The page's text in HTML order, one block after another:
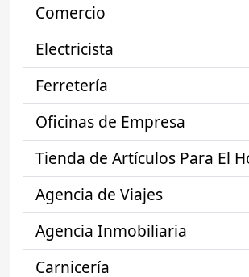
Comercio
Electricista
Ferretería
Oficinas de Empresa
Tienda de Artículos Para El
Agencia de Viajes
Agencia Inmobiliaria
Carnicería